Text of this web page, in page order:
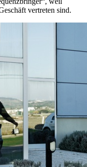
vertreten sind.